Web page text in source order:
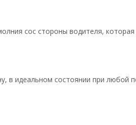
сос стороны водителя,
в идеальном состоянии при любой